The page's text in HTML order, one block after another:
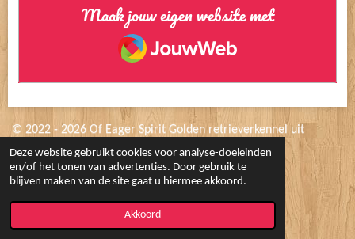
Deze website gebruikt cookies voor analyse-doeleinden
en/of het tonen van advertenties. Door gebruik te
blijven maken van de site gaat u hiermee akkoord.
Akkoord
Maak jouw eigen website met
JouwWeb
© 2022 - 2026 Of Eager Spirit Golden retrieverkennel uit
werklijnen
Powered by JouwWeb